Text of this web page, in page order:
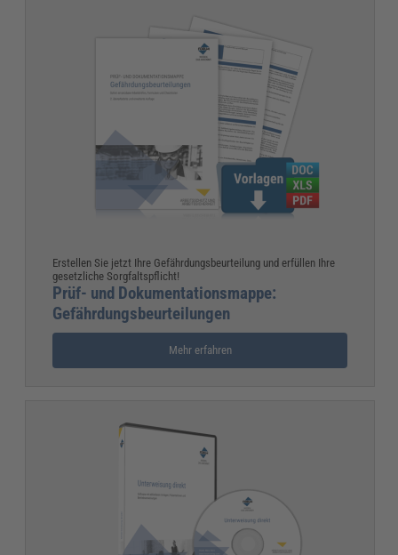
Erstellen Sie jetzt Ihre Gefährdungsbeurteilung und erfüllen Ihre
gesetzliche Sorgfaltspflicht!
Prüf- und Dokumentationsmappe:
Gefährdungsbeurteilungen
Mehr erfahren